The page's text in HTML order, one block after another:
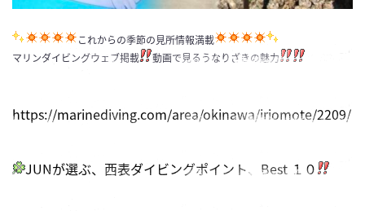
これからの季節の見所情報満載
マリンダイビングウェブ掲載
動画で見るうなりざきの魅力
https://marinediving.com/area/okinawa/iriomote/2209/
JUNが選ぶ、西表ダイビングポイント、Best １０